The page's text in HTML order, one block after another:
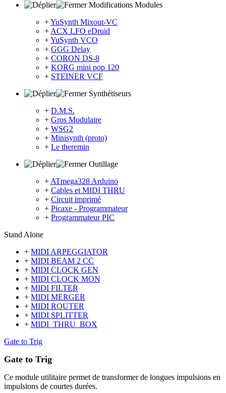
Modifications Modules
+YuSynth Mixout-VC
+ ACX LFO eDruid
+YuSynth VCO
+ GGG Delay
+ CORON DS-8
+ KORG mini pop 120
+ STEINER VCF
Synthétiseurs
+ D.M.S.
+ Gros Modulaire
+ WSG2
+ Minisynth (proto)
+ Le theremin
Outillage
+ ATmega328 Arduino
+ Cables et MIDI THRU
+ Circuit imprimé
+ Picaxe - Programmateur
+ Programmateur PIC
Stand Alone
+ MIDI ARPEGGIATOR
+ MIDI BEAM 2 CC
+ MIDI CLOCK GEN
+ MIDI CLOCK MON
+ MIDI FILTER
+ MIDI MERGER
+ MIDI ROUTER
+ MIDI SPLITTER
+ MIDI_THRU_BOX
Gate to Trig
Gate to Trig
Ce module utilitaire permet de transformer de longues impulsions en
impulsions de courtes durées.